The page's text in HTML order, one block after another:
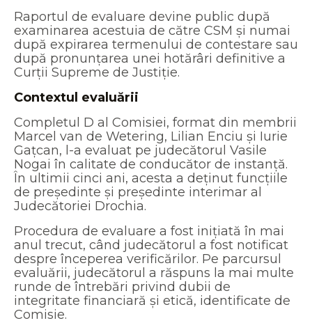
Raportul de evaluare devine public după
examinarea acestuia de către CSM și numai
după expirarea termenului de contestare sau
după pronunțarea unei hotărâri definitive a
Curții Supreme de Justiție.
Contextul evaluării
Completul D al Comisiei, format din membrii
Marcel van de Wetering, Lilian Enciu și Iurie
Gațcan, l-a evaluat pe judecătorul Vasile
Nogai în calitate de conducător de instanță.
În ultimii cinci ani, acesta a deținut funcțiile
de președinte și președinte interimar al
Judecătoriei Drochia.
Procedura de evaluare a fost inițiată în mai
anul trecut, când judecătorul a fost notificat
despre începerea verificărilor. Pe parcursul
evaluării, judecătorul a răspuns la mai multe
runde de întrebări privind dubii de
integritate financiară și etică, identificate de
Comisie.